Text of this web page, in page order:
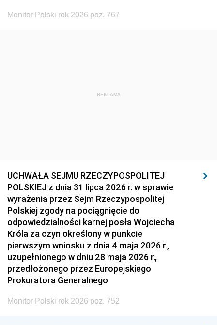
Monitor Polski rok 2026 poz. 767
REKLAMA
UCHWAŁA SEJMU RZECZYPOSPOLITEJ
POLSKIEJ z dnia 31 lipca 2026 r. w sprawie
wyrażenia przez Sejm Rzeczypospolitej
Polskiej zgody na pociągnięcie do
odpowiedzialności karnej posła Wojciecha
Króla za czyn określony w punkcie
pierwszym wniosku z dnia 4 maja 2026 r.,
uzupełnionego w dniu 28 maja 2026 r.,
przedłożonego przez Europejskiego
Prokuratora Generalnego
Monitor Polski rok 2026 poz. 752